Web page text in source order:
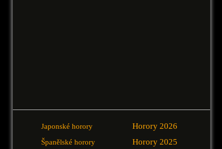
Japonské horory
Španělské horory
Horory 2026
Horory 2025